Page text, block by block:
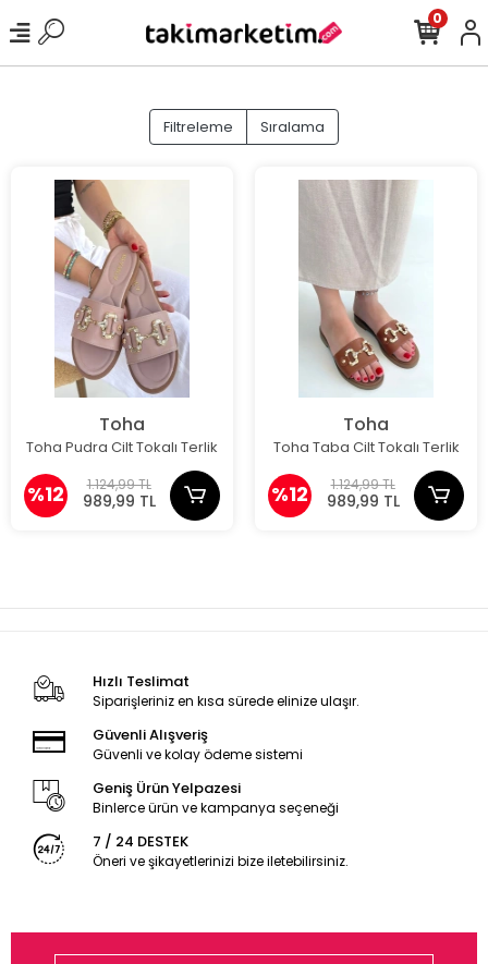
0
Filtreleme Sıralama
Toha
Toha Pudra Cilt Tokalı Terlik
%12 1.124,99 TL
989,99 TL
Toha
Toha Taba Cilt Tokalı Terlik
%12 1.124,99 TL
989,99 TL
Hızlı Teslimat
Siparişleriniz en kısa sürede elinize ulaşır.
Güvenli Alışveriş
Güvenli ve kolay ödeme sistemi
Geniş Ürün Yelpazesi
Binlerce ürün ve kampanya seçeneği
7 / 24 DESTEK
Öneri ve şikayetlerinizi bize iletebilirsiniz.